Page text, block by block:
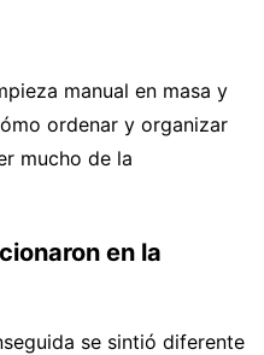
manual en masa y
ordenar y organizar
mucho de la
en la
se sintió diferente